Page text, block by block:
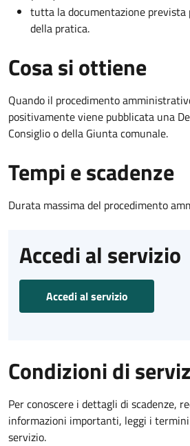
tutta la documentazione prevista
della pratica.
Cosa si ottiene
Quando il procedimento
positivamente viene pubblicata una
Consiglio o della Giunta comunale.
Tempi e scadenze
Durata massima del procedimento
Accedi al servizio
Accedi al servizio
Condizioni di
Per conoscere i dettagli di scadenze,
informazioni importanti, leggi i
servizio.